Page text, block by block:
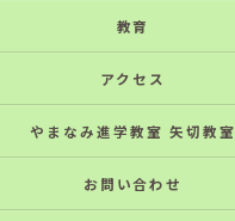
教育
アクセス
やまなみ進学教室 矢切教室
お問い合わせ